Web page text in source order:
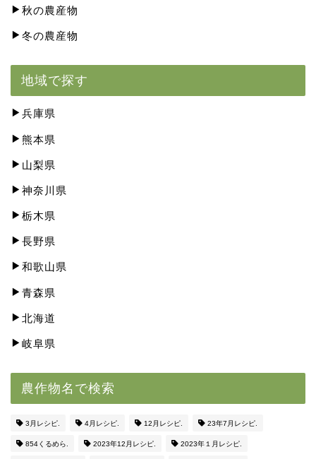
秋の農産物
冬の農産物
地域で探す
兵庫県
熊本県
山梨県
神奈川県
栃木県
長野県
和歌山県
青森県
北海道
岐阜県
農作物名で検索
3月レシピ. 4月レシピ. 12月レシピ. 23年7月レシピ.
854くるめら. 2023年12月レシピ. 2023年１月レシピ.